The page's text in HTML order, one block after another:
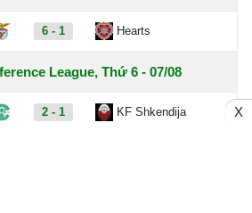
6 - 1 Hearts
League, Thứ 6 - 07/08
2 - 1 KF Shkendija X